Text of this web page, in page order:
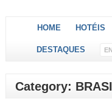
HOME HOTÉIS
DESTAQUES
Category: